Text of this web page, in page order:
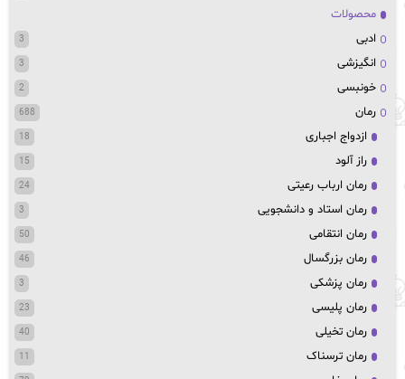
محصولات
ادبی
3
انگیزشی 3
خونبسی 2
رمان 688
ازدواج اجباری 18
راز آلود 15
رمان ارباب رعیتی 24
رمان استاد و دانشجویی 3
رمان انتقامی 50
رمان بزرگسال 46
رمان پزشکی 3
رمان پلیسی 23
رمان تخیلی 40
رمان ترسناک 11